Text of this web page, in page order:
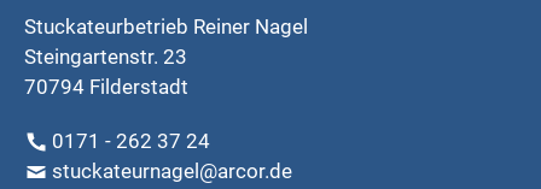
Stuckateurbetrieb Reiner Nagel
Steingartenstr. 23
70794 Filderstadt
0171 - 262 37 24
stuckateurnagel@arcor.de